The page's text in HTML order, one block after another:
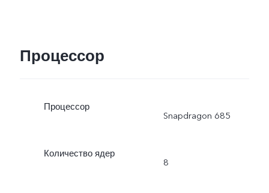
Процессор
Процессор
Snapdragon 685
Количество ядер
8